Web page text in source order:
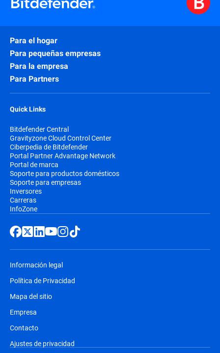
Para el hogar
Para pequeñas empresas
Para la empresa
Para Partners
Quick Links
Bitdefender Central
Gravityzone Cloud Control Center
Ciberpedia de Bitdefender
Portal Partner Advantage Network
Portal de marca
Soporte para productos domésticos
Soporte para empresas
Inversores
Carreras
InfoZone
Información legal
Política de Privacidad
Mapa del sitio
Empresa
Contacto
Ajustes de privacidad